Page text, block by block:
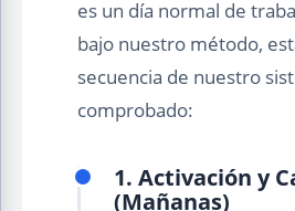
es un día normal de
bajo nuestro método,
secuencia de nuestro
comprobado:
1. Activación y
(Mañanas)